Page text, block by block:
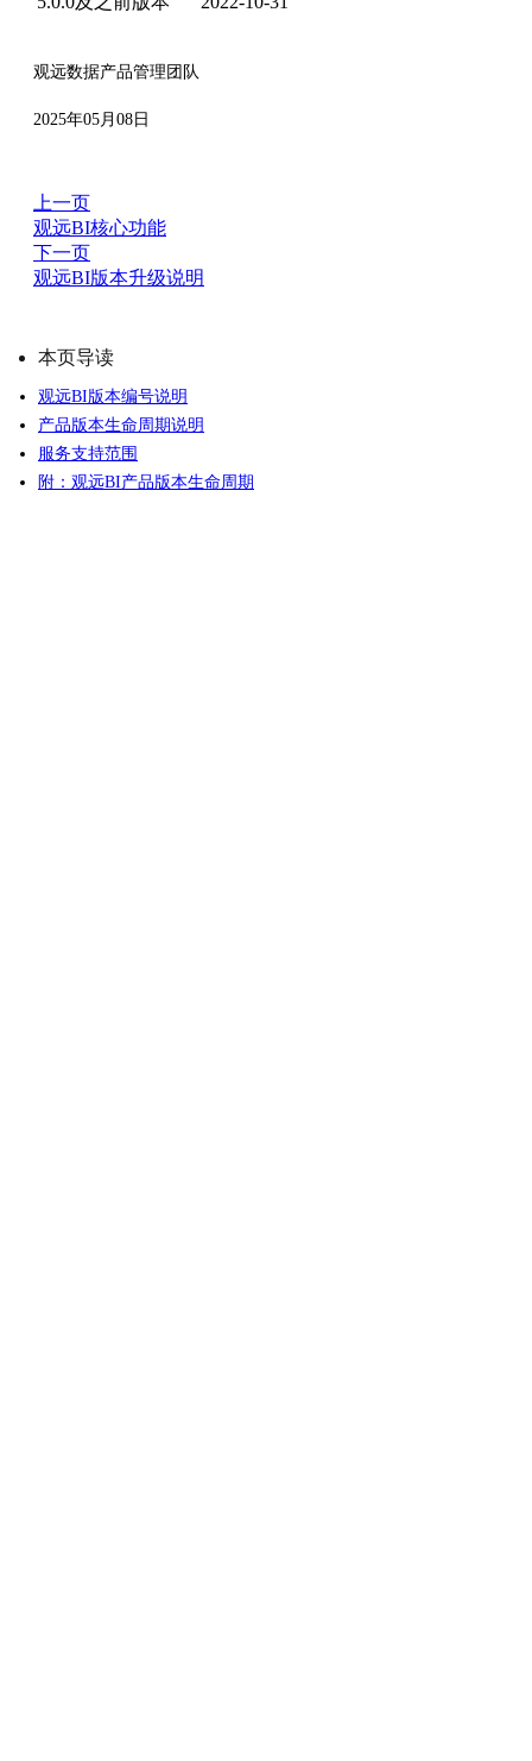
观远数据产品管理团队
2025年05月08日
上一页
观远BI核心功能
下一页
观远BI版本升级说明
本页导读
观远BI版本编号说明
产品版本生命周期说明
服务支持范围
附：观远BI产品版本生命周期